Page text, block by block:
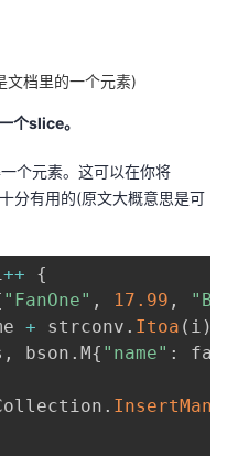
文档里的一个元素)
个slice。
个元素。这可以在你将
分有用的(原文大概意思是可
++
{
"FanOne" , 17.99 ,
+ strconv . Itoa ( i )
, bson . M{ "name" : fan
. InsertMany